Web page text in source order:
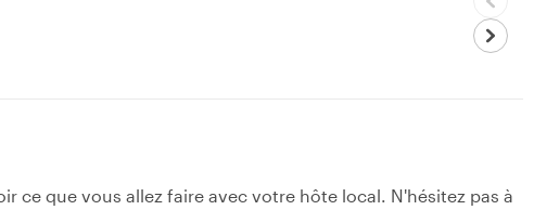
ce que vous allez faire avec votre hôte local. N'hésitez pas à